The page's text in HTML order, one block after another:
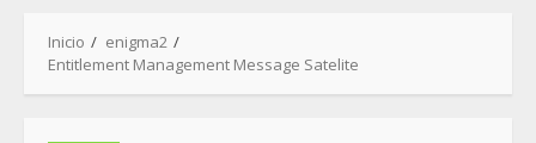
Inicio
enigma2
Entitlement Management Message Satelite